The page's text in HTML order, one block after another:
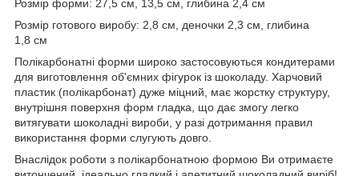
Розмір форми: 27,5 см, 13,5 см, глибина 2,4 см
Розмір готового виробу: 2,8 см, деночки 2,3 см, глибина
1,8 см
Полікарбонатні форми широко застосовуються кондитерами
для виготовлення об'ємних фігурок із шоколаду. Харчовий
пластик (полікарбонат) дуже міцний, має жорстку структуру,
внутрішня поверхня форм гладка, що дає змогу легко
витягувати шоколадні вироби, у разі дотримання правил
використання форми слугують довго.
Внаслідок роботи з полікарбонатною формою Ви отримаєте